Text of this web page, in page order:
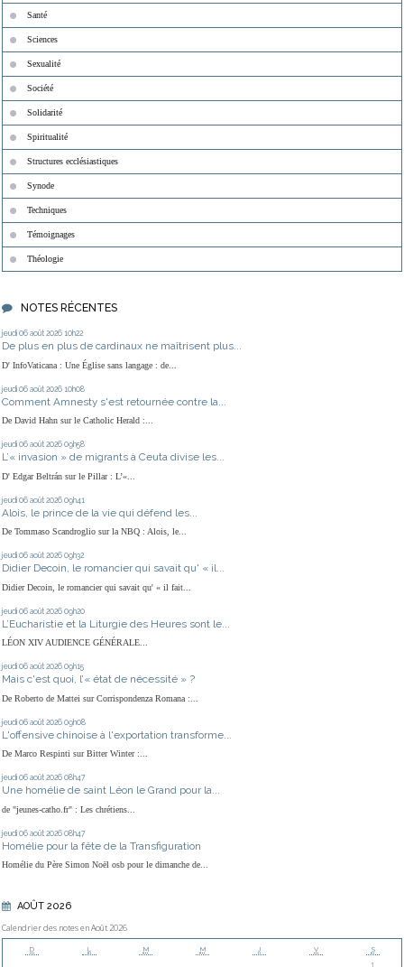
Santé
Sciences
Sexualité
Société
Solidarité
Spiritualité
Structures ecclésiastiques
Synode
Techniques
Témoignages
Théologie
NOTES RÉCENTES
jeudi 06 août 2026 10h22
De plus en plus de cardinaux ne maîtrisent plus...
D' InfoVaticana : Une Église sans langage : de...
jeudi 06 août 2026 10h08
Comment Amnesty s'est retournée contre la...
De David Hahn sur le Catholic Herald :...
jeudi 06 août 2026 09h58
L’« invasion » de migrants à Ceuta divise les...
D' Edgar Beltrán sur le Pillar : L’«...
jeudi 06 août 2026 09h41
Alois, le prince de la vie qui défend les...
De Tommaso Scandroglio sur la NBQ : Alois, le...
jeudi 06 août 2026 09h32
Didier Decoin, le romancier qui savait qu' « il...
Didier Decoin, le romancier qui savait qu' « il fait...
jeudi 06 août 2026 09h20
L’Eucharistie et la Liturgie des Heures sont le...
LÉON XIV AUDIENCE GÉNÉRALE...
jeudi 06 août 2026 09h15
Mais c'est quoi, l’« état de nécessité » ?
De Roberto de Mattei sur Corrispondenza Romana :...
jeudi 06 août 2026 09h08
L'offensive chinoise à l'exportation transforme...
De Marco Respinti sur Bitter Winter :...
jeudi 06 août 2026 08h47
Une homélie de saint Léon le Grand pour la...
de "jeunes-catho.fr" : Les chrétiens...
jeudi 06 août 2026 08h47
Homélie pour la fête de la Transfiguration
Homélie du Père Simon Noël osb pour le dimanche de...
AOÛT 2026
Calendrier des notes en Août 2026
D L M M J V S